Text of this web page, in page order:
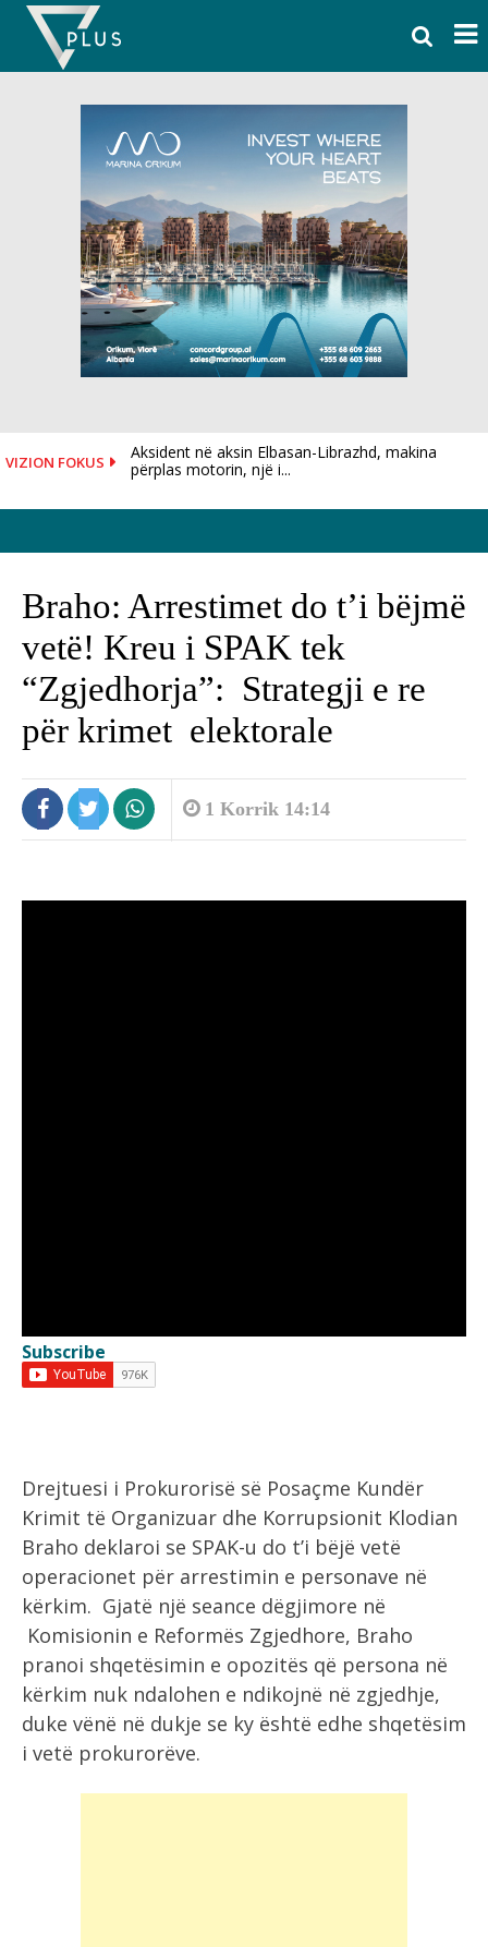
Skip
content
VIZION FOKUS
Aksident në aksin Elbasan-Librazhd, makina
përplas motorin, një i...
Braho: Arrestimet do t’i bëjmë
vetë! Kreu i SPAK tek
“Zgjedhorja”: Strategji e re
për krimet elektorale
1 Korrik 14:14
Subscribe
Drejtuesi i Prokurorisë së Posaçme Kundër
Krimit të Organizuar dhe Korrupsionit Klodian
Braho deklaroi se SPAK-u do t’i bëjë vetë
operacionet për arrestimin e personave në
kërkim. Gjatë një seance dëgjimore në
Komisionin e Reformës Zgjedhore, Braho
pranoi shqetësimin e opozitës që persona në
kërkim nuk ndalohen e ndikojnë në zgjedhje,
duke vënë në dukje se ky është edhe shqetësim
i vetë prokurorëve.